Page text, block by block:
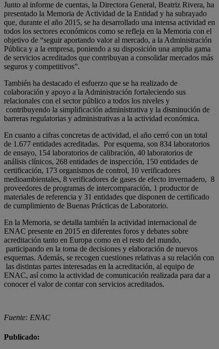
Junto al informe de cuentas, la Directora General, Beatriz Rivera, ha
presentado la Memoria de Actividad de la Entidad y ha subrayado
que, durante el año 2015, se ha desarrollado una intensa actividad en
todos los sectores económicos como se refleja en la Memoria con el
objetivo de “seguir aportando valor al mercado, a la Administración
Pública y a la empresa, poniendo a su disposición una amplia gama
de servicios acreditados que contribuyan a consolidar mercados más
seguros y competitivos”.
También ha destacado el esfuerzo que se ha realizado de
colaboración y apoyo a la Administración fortaleciendo sus
relacionales con el sector público a todos los niveles y
contribuyendo la simplificación administrativa y la disminución de
barreras regulatorias y administrativas a la actividad económica.
En cuanto a cifras concretas de actividad, el año cerró con un total
de 1.677 entidades acreditadas. Por esquema, son 834 laboratorios
de ensayo, 154 laboratorios de calibración, 40 laboratorios de
análisis clínicos, 268 entidades de inspección, 150 entidades de
certificación, 173 organismos de control, 10 verificadores
medioambientales, 8 verificadores de gases de efecto invernadero, 8
proveedores de programas de intercomparación, 1 productor de
materiales de referencia y 31 entidades que disponen de certificado
de cumplimiento de Buenas Prácticas de Laboratorio.
En la Memoria, se detalla también la actividad internacional de
ENAC presente en 2015 en diferentes foros y debates sobre
acreditación tanto en Europa como en el resto del mundo,
participando en la toma de decisiones y elaboración de nuevos
esquemas. Además, se recogen cuestiones relativas a su relación con
las distintas partes interesadas en la acreditación, al equipo de
ENAC, así como la actividad de comunicación realizada para dar a
conocer el valor de contar con servicios acreditados.
Fuente: ENAC
Publicado: